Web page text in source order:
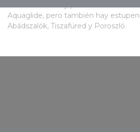
camas elásticas y paredes de
Aquaglide, pero también hay
Abádszalók, Tiszafüred y Poroszló.